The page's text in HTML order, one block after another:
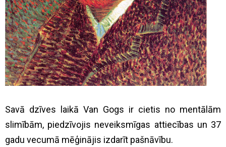
Savā dzīves laikā Van Gogs ir cietis no mentālām
slimībām, piedzīvojis neveiksmīgas attiecības un 37
gadu vecumā mēģinājis izdarīt pašnāvību.